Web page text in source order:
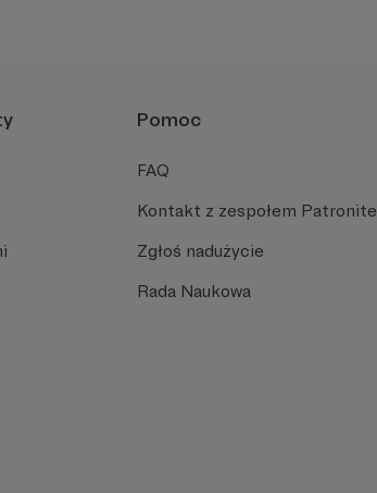
Pomoc
FAQ
Kontakt z zespołem Patronite
Zgłoś nadużycie
Rada Naukowa